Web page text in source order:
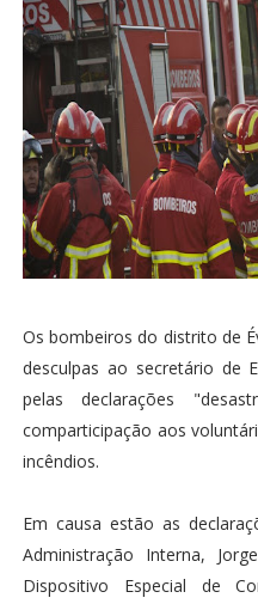
Os bombeiros do distrito de
desculpas ao secretário de
pelas declarações
comparticipação aos
incêndios.
Em causa estão as
Administração Interna,
Dispositivo Especial de